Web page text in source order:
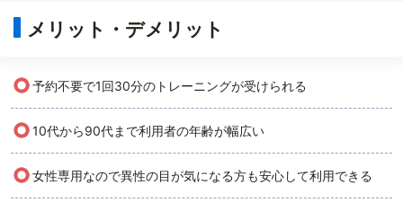
メリット・デメリット
○予約不要で1回30分のトレーニングが受けられる
○10代から90代まで利用者の年齢が幅広い
○女性専用なので異性の目が気になる方も安心して利用できる